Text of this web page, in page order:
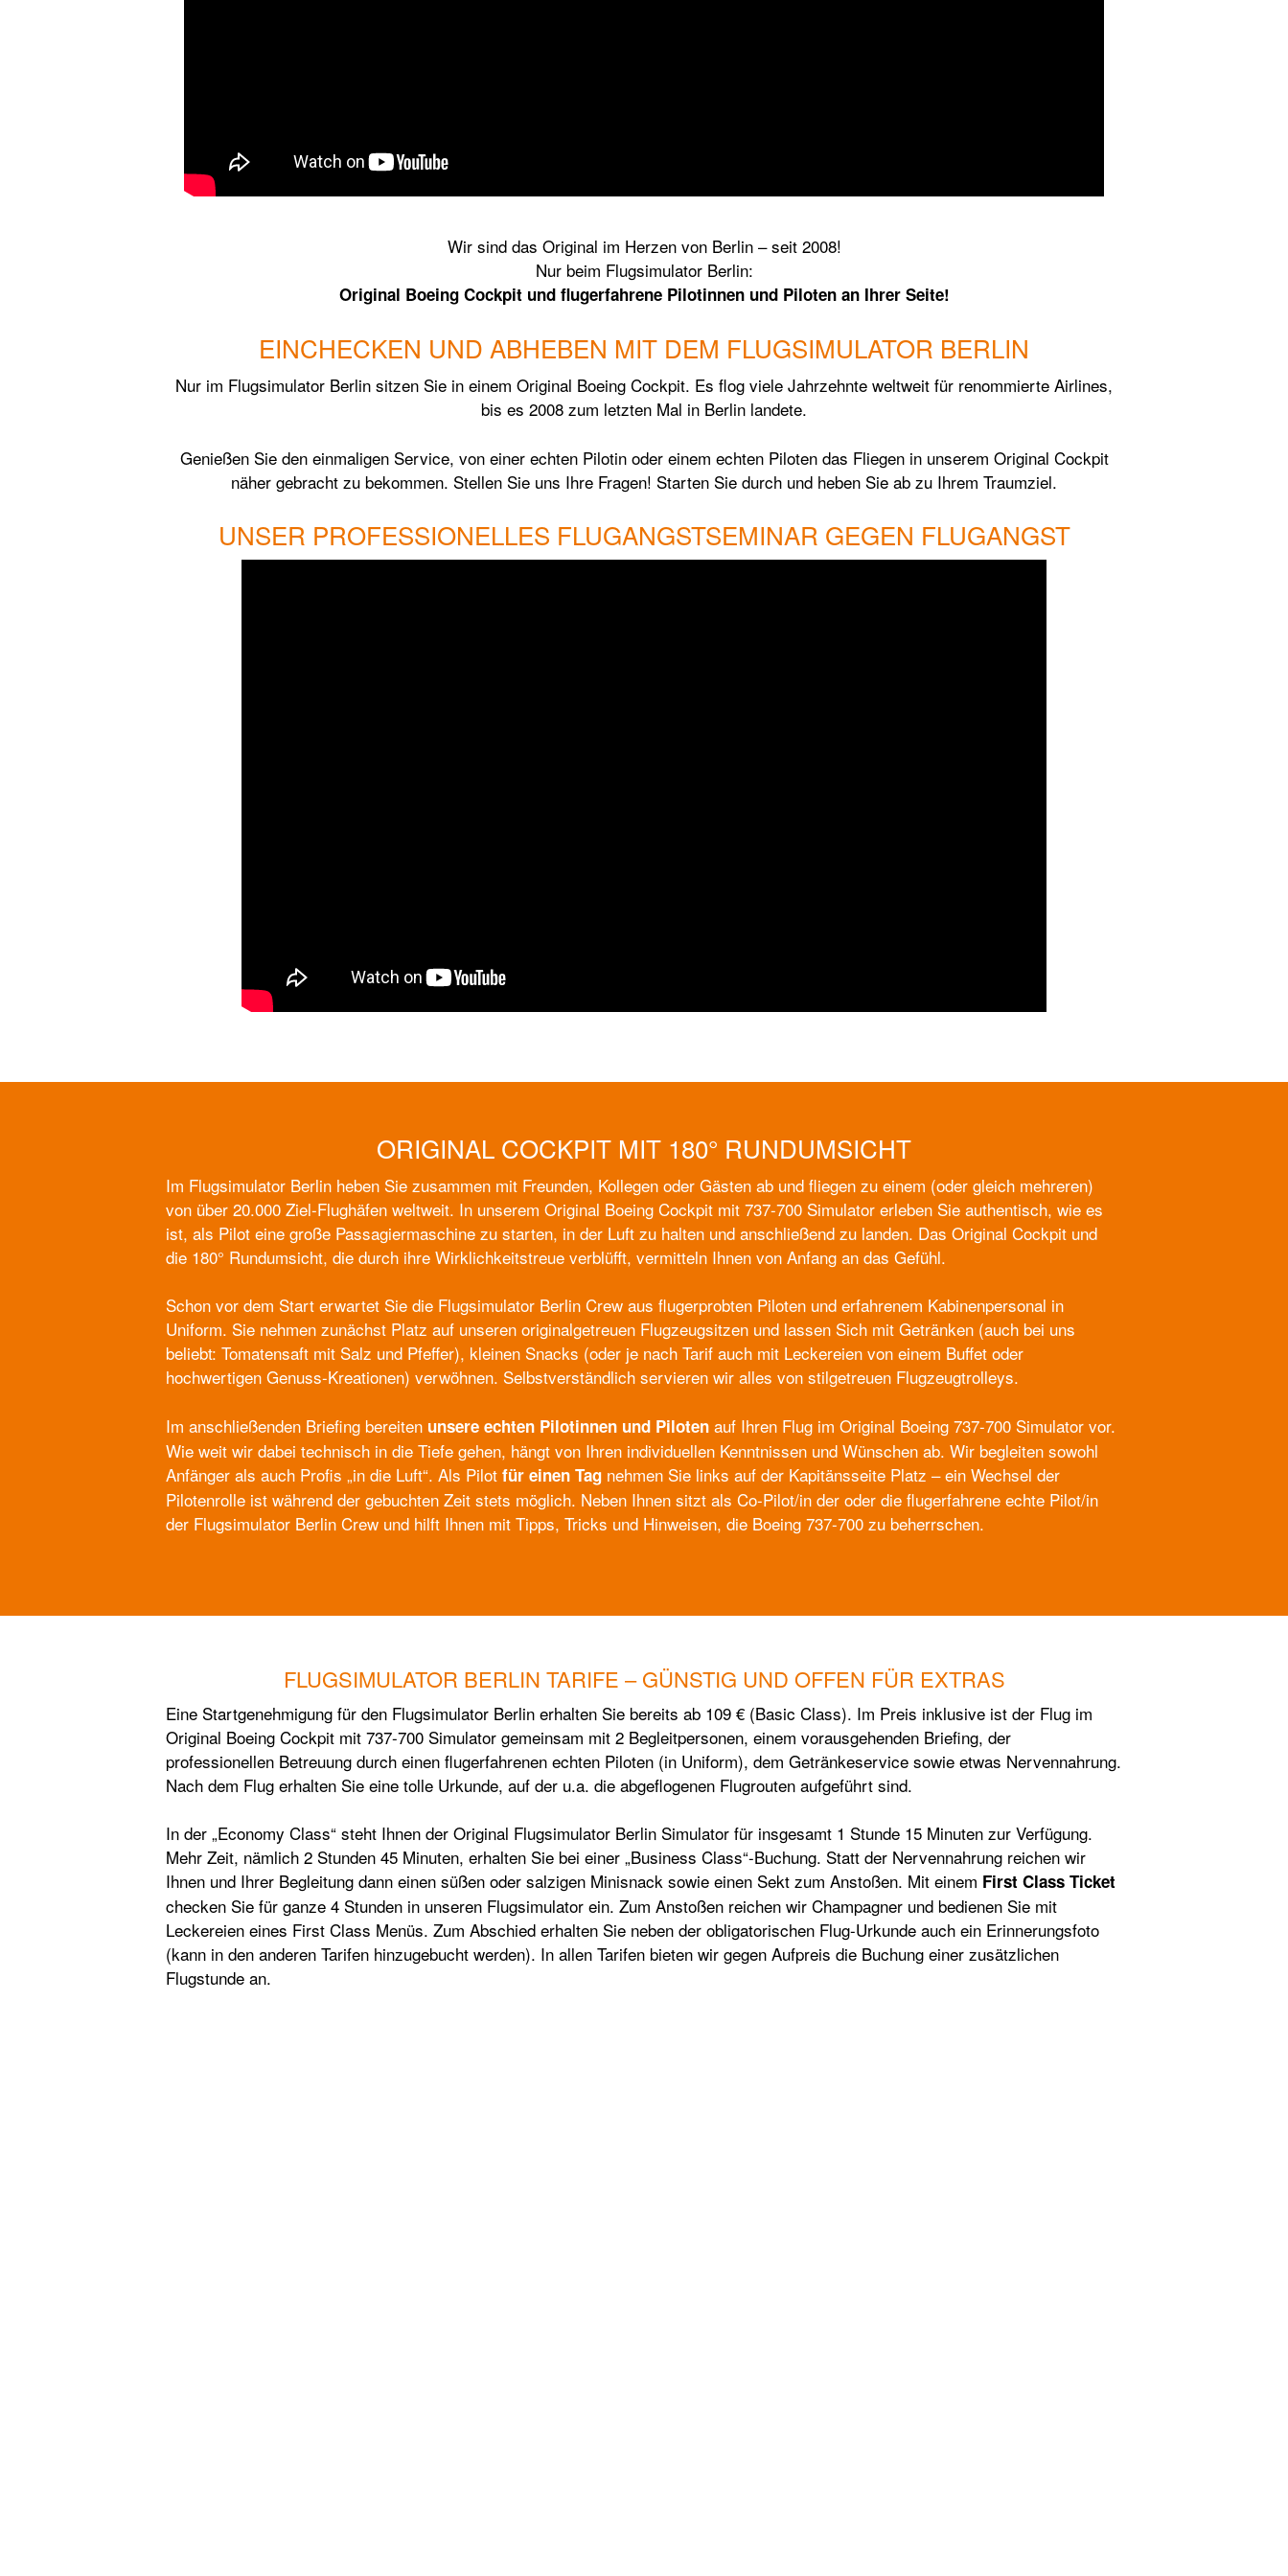
Wir sind das Original im Herzen von Berlin – seit 2008!
Nur beim Flugsimulator Berlin:
Original Boeing Cockpit und flugerfahrene Pilotinnen und Piloten an Ihrer Seite!
EINCHECKEN UND ABHEBEN MIT DEM FLUGSIMULATOR BERLIN
Nur im Flugsimulator Berlin sitzen Sie in einem Original Boeing Cockpit. Es flog viele Jahrzehnte weltweit für renommierte Airlines,
bis es 2008 zum letzten Mal in Berlin landete.
Genießen Sie den einmaligen Service, von einer echten Pilotin oder einem echten Piloten das Fliegen in unserem Original Cockpit
näher gebracht zu bekommen. Stellen Sie uns Ihre Fragen! Starten Sie durch und heben Sie ab zu Ihrem Traumziel.
UNSER PROFESSIONELLES FLUGANGSTSEMINAR GEGEN FLUGANGST
ORIGINAL COCKPIT MIT 180° RUNDUMSICHT
Im Flugsimulator Berlin heben Sie zusammen mit Freunden, Kollegen oder Gästen ab und fliegen zu einem (oder gleich mehreren)
von über 20.000 Ziel-Flughäfen weltweit. In unserem Original Boeing Cockpit mit 737-700 Simulator erleben Sie authentisch, wie es
ist, als Pilot eine große Passagiermaschine zu starten, in der Luft zu halten und anschließend zu landen. Das Original Cockpit und
die 180° Rundumsicht, die durch ihre Wirklichkeitstreue verblüfft, vermitteln Ihnen von Anfang an das Gefühl.
Schon vor dem Start erwartet Sie die Flugsimulator Berlin Crew aus flugerprobten Piloten und erfahrenem Kabinenpersonal in
Uniform. Sie nehmen zunächst Platz auf unseren originalgetreuen Flugzeugsitzen und lassen Sich mit Getränken (auch bei uns
beliebt: Tomatensaft mit Salz und Pfeffer), kleinen Snacks (oder je nach Tarif auch mit Leckereien von einem Buffet oder
hochwertigen Genuss-Kreationen) verwöhnen. Selbstverständlich servieren wir alles von stilgetreuen Flugzeugtrolleys.
Im anschließenden Briefing bereiten unsere echten Pilotinnen und Piloten auf Ihren Flug im Original Boeing 737-700 Simulator vor.
Wie weit wir dabei technisch in die Tiefe gehen, hängt von Ihren individuellen Kenntnissen und Wünschen ab. Wir begleiten sowohl
Anfänger als auch Profis „in die Luft“. Als Pilot für einen Tag nehmen Sie links auf der Kapitänsseite Platz – ein Wechsel der
Pilotenrolle ist während der gebuchten Zeit stets möglich. Neben Ihnen sitzt als Co-Pilot/in der oder die flugerfahrene echte Pilot/in
der Flugsimulator Berlin Crew und hilft Ihnen mit Tipps, Tricks und Hinweisen, die Boeing 737-700 zu beherrschen.
FLUGSIMULATOR BERLIN TARIFE – GÜNSTIG UND OFFEN FÜR EXTRAS
Eine Startgenehmigung für den Flugsimulator Berlin erhalten Sie bereits ab 109 € (Basic Class). Im Preis inklusive ist der Flug im
Original Boeing Cockpit mit 737-700 Simulator gemeinsam mit 2 Begleitpersonen, einem vorausgehenden Briefing, der
professionellen Betreuung durch einen flugerfahrenen echten Piloten (in Uniform), dem Getränkeservice sowie etwas Nervennahrung.
Nach dem Flug erhalten Sie eine tolle Urkunde, auf der u.a. die abgeflogenen Flugrouten aufgeführt sind.
In der „Economy Class“ steht Ihnen der Original Flugsimulator Berlin Simulator für insgesamt 1 Stunde 15 Minuten zur Verfügung.
Mehr Zeit, nämlich 2 Stunden 45 Minuten, erhalten Sie bei einer „Business Class“-Buchung. Statt der Nervennahrung reichen wir
Ihnen und Ihrer Begleitung dann einen süßen oder salzigen Minisnack sowie einen Sekt zum Anstoßen. Mit einem First Class Ticket
checken Sie für ganze 4 Stunden in unseren Flugsimulator ein. Zum Anstoßen reichen wir Champagner und bedienen Sie mit
Leckereien eines First Class Menüs. Zum Abschied erhalten Sie neben der obligatorischen Flug-Urkunde auch ein Erinnerungsfoto
(kann in den anderen Tarifen hinzugebucht werden). In allen Tarifen bieten wir gegen Aufpreis die Buchung einer zusätzlichen
Flugstunde an.